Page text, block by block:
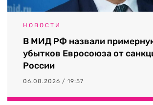
НОВОСТИ
В МИД РФ назвали
убытков Евросоюза от
России
06.08.2026 / 19:57